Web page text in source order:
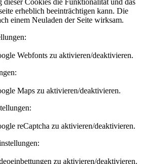
dieser Cookies die Funktionalität und das
erheblich beeinträchtigen kann. Die
einem Neuladen der Seite wirksam.
Webfonts zu aktivieren/deaktivieren.
Maps zu aktivieren/deaktivieren.
reCaptcha zu aktivieren/deaktivieren.
zu aktivieren/deaktivieren.